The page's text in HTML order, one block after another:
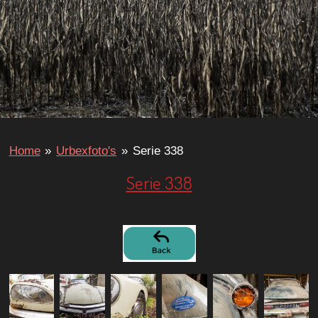
Home » Urbexfoto's » Serie 338
Serie 338